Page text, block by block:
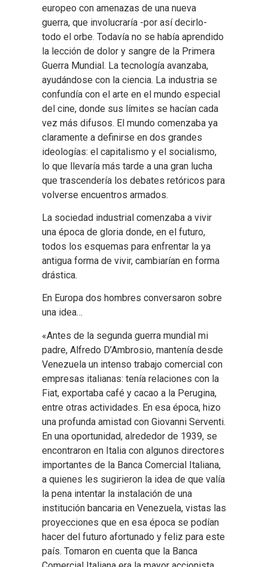
europeo con amenazas de una nueva
guerra, que involucraría -por así decirlo-
todo el orbe. Todavía no se había aprendido
la lección de dolor y sangre de la Primera
Guerra Mundial. La tecnología avanzaba,
ayudándose con la ciencia. La industria se
confundía con el arte en el mundo especial
del cine, donde sus límites se hacían cada
vez más difusos. El mundo comenzaba ya
claramente a definirse en dos grandes
ideologías: el capitalismo y el socialismo,
lo que llevaría más tarde a una gran lucha
que trascendería los debates retóricos para
volverse encuentros armados.
La sociedad industrial comenzaba a vivir
una época de gloria donde, en el futuro,
todos los esquemas para enfrentar la ya
antigua forma de vivir, cambiarían en forma
drástica.
En Europa dos hombres conversaron sobre
una idea…
«Antes de la segunda guerra mundial mi
padre, Alfredo D’Ambrosio, mantenía desde
Venezuela un intenso trabajo comercial con
empresas italianas: tenía relaciones con la
Fiat, exportaba café y cacao a la Perugina,
entre otras actividades. En esa época, hizo
una profunda amistad con Giovanni Serventi.
En una oportunidad, alrededor de 1939, se
encontraron en Italia con algunos directores
importantes de la Banca Comercial Italiana,
a quienes les sugirieron la idea de que valía
la pena intentar la instalación de una
institución bancaria en Venezuela, vistas las
proyecciones que en esa época se podían
hacer del futuro afortunado y feliz para este
país. Tomaron en cuenta que la Banca